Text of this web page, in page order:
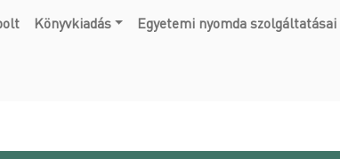
Könyvkiadás Egyetemi nyomda szolgáltatásai